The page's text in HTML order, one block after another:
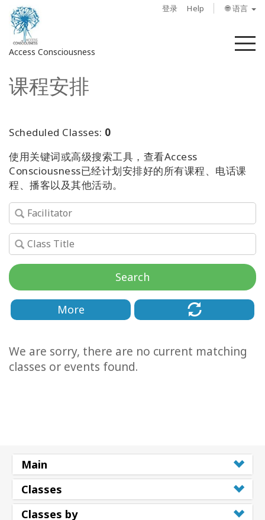
登录 Help 🌐 语言
Access Consciousness
菜
登
录
的
户
关
Access
Bars
课
找
导
系
课程安排
Scheduled Classes: 0
使用关键词或高级搜索工具，查看Access
Consciousness已经计划安排好的所有课程、电话课
程、播客以及其他活动。
Search
More
We are sorry, there are no current matching
classes or events found.
Main
Classes
Classes by